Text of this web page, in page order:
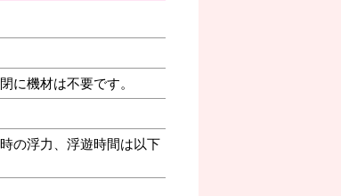
に機材は不要です。
の浮力、浮遊時間は以下